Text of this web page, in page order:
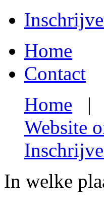
Home
Contact
Home |
Website
In welke